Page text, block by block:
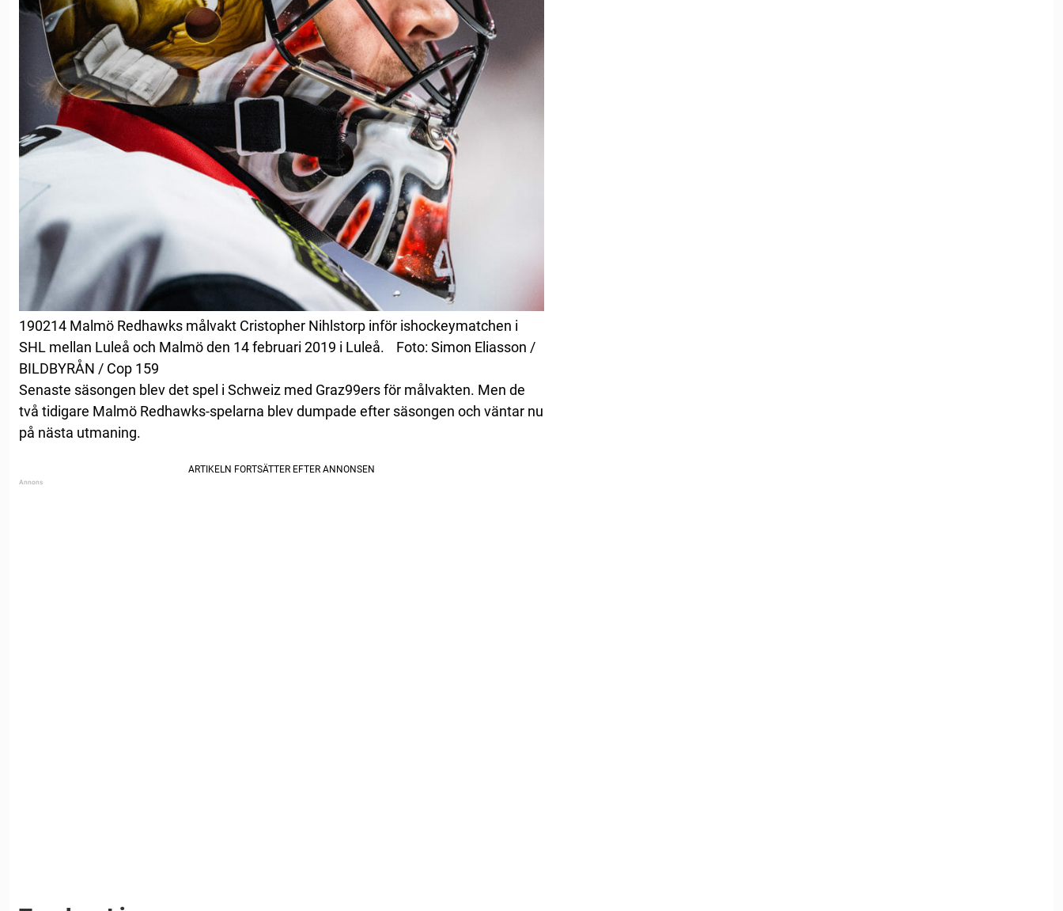
190214 Malmö Redhawks målvakt Cristopher Nihlstorp inför ishockeymatchen i
SHL mellan Luleå och Malmö den 14 februari 2019 i Luleå. Foto: Simon Eliasson /
BILDBYRÅN / Cop 159
Senaste säsongen blev det spel i Schweiz med Graz99ers för målvakten. Men de
två tidigare Malmö Redhawks-spelarna blev dumpade efter säsongen och väntar nu
på nästa utmaning.